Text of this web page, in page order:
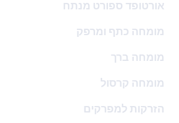
אורטופד ספורט מנתח
מומחה כתף ומרפק
מומחה ברך
מומחה קרסול
הזרקות למפרקים